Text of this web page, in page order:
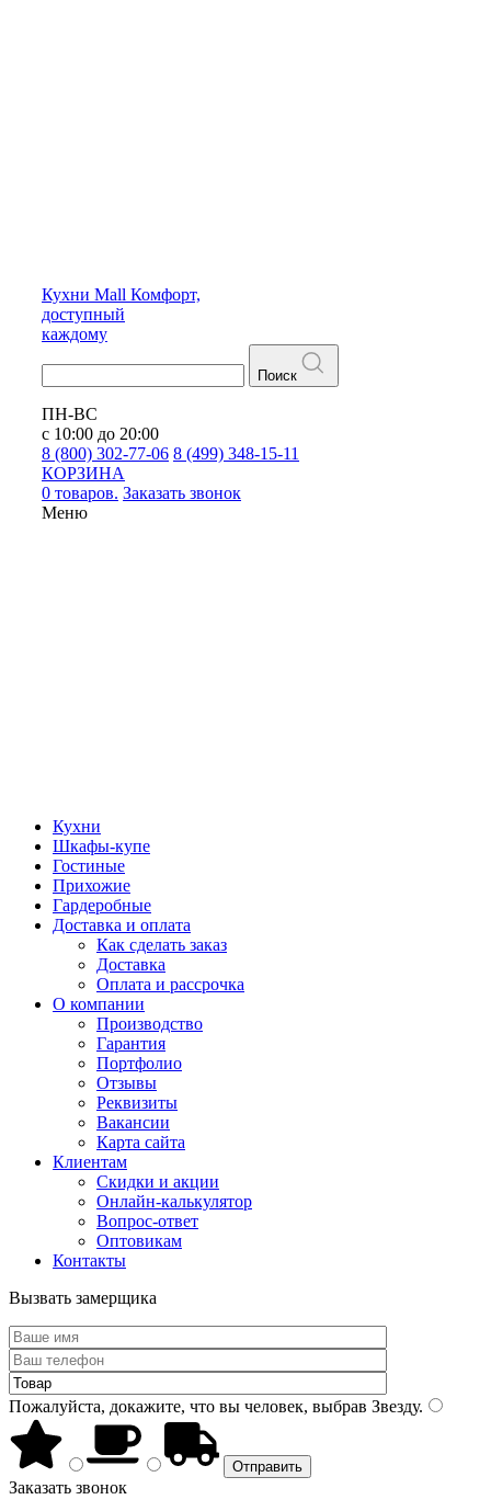
Кухни Mall Комфорт,
доступный
каждому
Поиск
ПН-ВС
с 10:00 до 20:00
8 (800) 302-77-06 8 (499) 348-15-11
КОРЗИНА
0 товаров. Заказать звонок
Меню
Кухни
Шкафы-купе
Гостиные
Прихожие
Гардеробные
Доставка и оплата
Как сделать заказ
Доставка
Оплата и рассрочка
О компании
Производство
Гарантия
Портфолио
Отзывы
Реквизиты
Вакансии
Карта сайта
Клиентам
Скидки и акции
Онлайн-калькулятор
Вопрос-ответ
Оптовикам
Контакты
Вызвать замерщика
Пожалуйста, докажите, что вы человек, выбрав Звезду.
Заказать звонок